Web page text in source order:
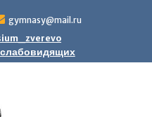
gymnasy@mail.ru